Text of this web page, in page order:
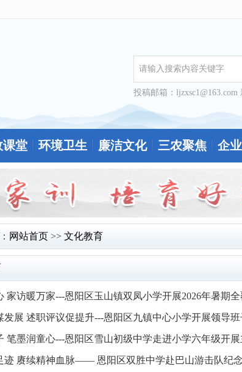
投稿邮箱：ljzxsc1@163.com
课堂 环境卫生 廉洁文化 三农聚焦 企
网站首页 >> 文化教育
家访暖万家---恩阳区玉山镇双凤小学开展2026年暑期
发展 述职评议促提升---恩阳区九镇中心小学开展领导
笔墨润童心---恩阳区雪山初级中学走进小学六年级开
迹 赓续精神血脉—— 恩阳区双胜中学赴巴山游击队纪